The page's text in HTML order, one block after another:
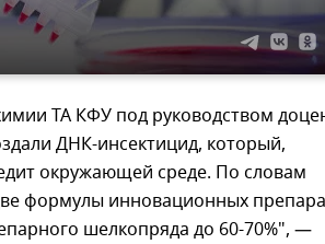
ТА КФУ под руководством
ДНК-инсектицид, который,
окружающей среде. По словам
формулы инновационных
шелкопряда до 60-70%", —